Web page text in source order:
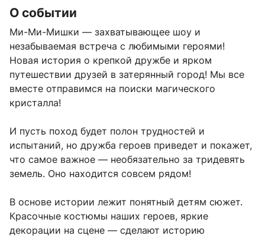
О событии
Ми-Ми-Мишки — захватывающее шоу и
незабываемая встреча с любимыми героями!
Новая история о крепкой дружбе и ярком
путешествии друзей в затерянный город! Мы все
вместе отправимся на поиски магического
кристалла!
И пусть поход будет полон трудностей и
испытаний, но дружба героев приведет и покажет,
что самое важное — необязательно за тридевять
земель. Оно находится совсем рядом!
В основе истории лежит понятный детям сюжет.
Красочные костюмы наших героев, яркие
декорации на сцене — сделают историю